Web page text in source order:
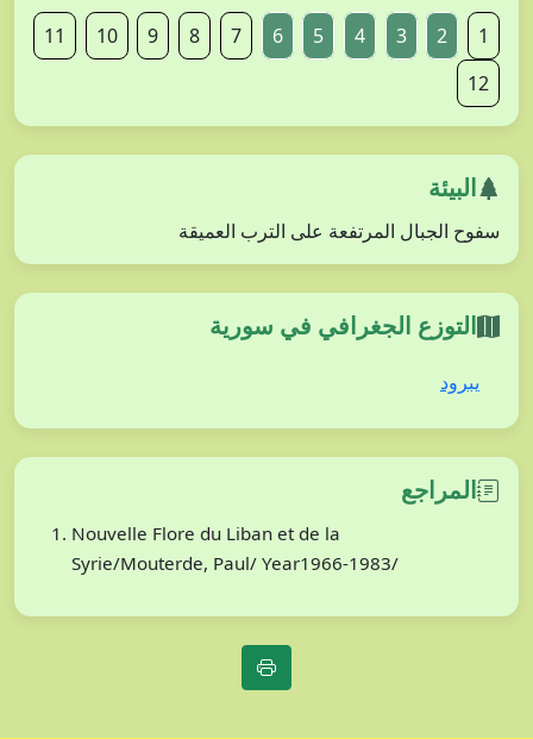
1
2
3
4
5
6
7
8
9
10
11
12
البيئة
سفوح الجبال المرتفعة على الترب العميقة
التوزع الجغرافي في سورية
يبرود
المراجع
Nouvelle Flore du Liban et de la
Syrie/Mouterde, Paul/ Year1966-1983/